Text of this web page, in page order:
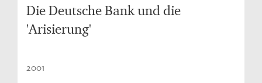
Die Deutsche Bank und die
'Arisierung'
2001